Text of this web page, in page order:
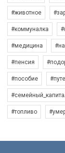
#животное
#коммуналка
#медицина
#пенсия
#пособие
#топливо